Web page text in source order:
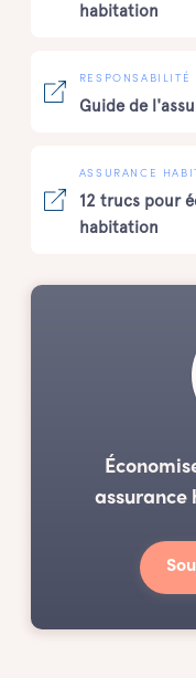
habitation
RESPONSABILITÉ
Guide de
ASSURANCE
12 trucs pour
habitation
assurance